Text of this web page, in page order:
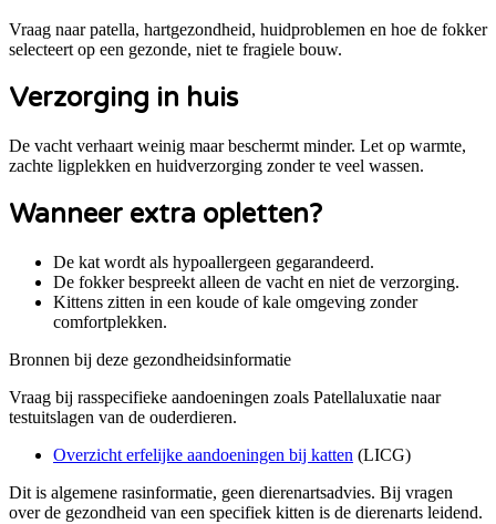
Vraag naar patella, hartgezondheid, huidproblemen en hoe de fokker
selecteert op een gezonde, niet te fragiele bouw.
Verzorging in huis
De vacht verhaart weinig maar beschermt minder. Let op warmte,
zachte ligplekken en huidverzorging zonder te veel wassen.
Wanneer extra opletten?
De kat wordt als hypoallergeen gegarandeerd.
De fokker bespreekt alleen de vacht en niet de verzorging.
Kittens zitten in een koude of kale omgeving zonder
comfortplekken.
Bronnen bij deze gezondheidsinformatie
Vraag bij rasspecifieke aandoeningen zoals Patellaluxatie naar
testuitslagen van de ouderdieren.
Overzicht erfelijke aandoeningen bij katten (LICG)
Dit is algemene rasinformatie, geen dierenartsadvies. Bij vragen
over de gezondheid van een specifiek kitten is de dierenarts leidend.